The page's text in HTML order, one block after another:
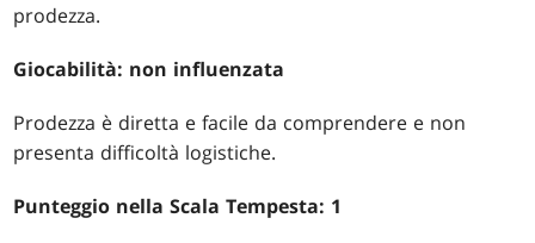
prodezza.
Giocabilità: non influenzata
Prodezza è diretta e facile da comprendere e non
presenta difficoltà logistiche.
Punteggio nella Scala Tempesta: 1